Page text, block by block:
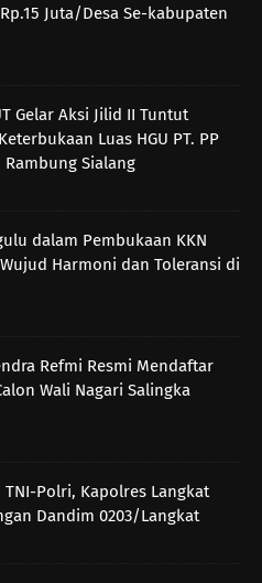
Juta/Desa Se-kabupaten
Gelar Aksi Jilid II Tuntut
Luas HGU PT. PP
Rambung Sialang
dalam Pembukaan KKN
Wujud Harmoni dan Toleransi di
Refmi Resmi Mendaftar
Wali Nagari Salingka
Polri, Kapolres Langkat
Dandim 0203/Langkat